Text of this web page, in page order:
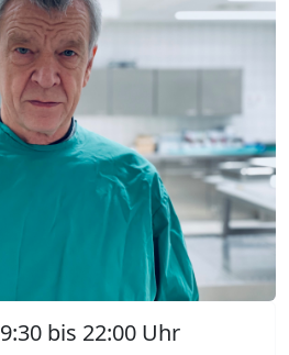
bis 22:00 Uhr